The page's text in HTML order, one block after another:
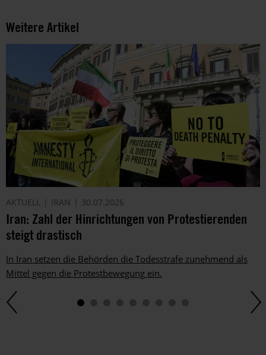
Weitere Artikel
AKTUELL IRAN 30.07.2026
Iran: Zahl der Hinrichtungen von Protestierenden
steigt drastisch
In Iran setzen die Behörden die Todesstrafe zunehmend als
Mittel gegen die Protestbewegung ein.